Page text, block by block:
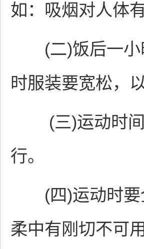
如：吸烟对人体
(二)饭后一小
时服装要宽松，
(三)运动时间
行。
(四)运动时要
柔中有刚切不可